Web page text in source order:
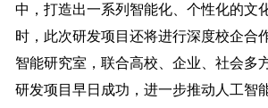
中，打造出一系列智能化、个性化的文
时，此次研发项目还将进行深度校企合
智能研究室，联合高校、企业、社会多
研发项目早日成功，进一步推动人工智